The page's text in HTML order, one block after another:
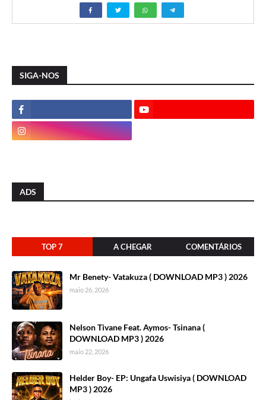
SIGA-NOS
ADS
TOP 7 A CHEGAR COMENTÁRIOS
Mr Benety- Vatakuza ( DOWNLOAD MP3 ) 2026
maio 26, 2026
Nelson Tivane Feat. Aymos- Tsinana (
DOWNLOAD MP3 ) 2026
maio 22, 2026
Helder Boy- EP: Ungafa Uswisiya ( DOWNLOAD
MP3 ) 2026